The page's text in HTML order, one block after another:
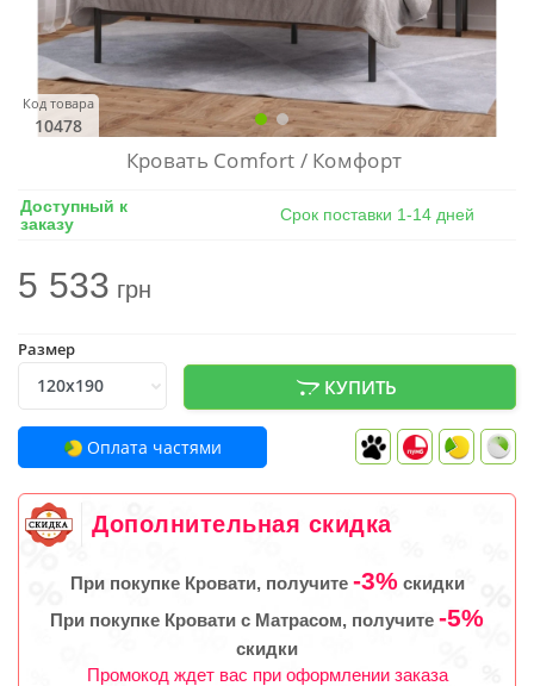
Код товара
10478
Кровать Comfort / Комфорт
Доступный к
заказу
Срок поставки 1-14 дней
5 533грн
Размер
КУПИТЬ
Оплата частями
Дополнительная скидка
При покупке Кровати, получите -3%скидки
При покупке Кровати с Матрасом, получите -5%
скидки
Промокод ждет вас при оформлении заказа